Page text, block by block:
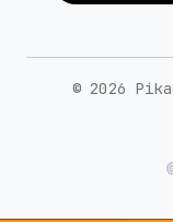
© 2026